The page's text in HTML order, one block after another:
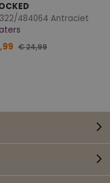
484064 Antraciet
€ 24,99